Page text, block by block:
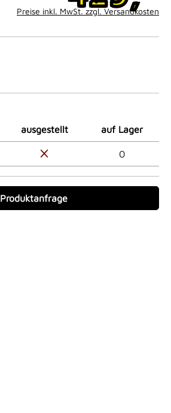
Preise inkl. MwSt. zzgl. Versandkosten
ausgestellt
auf Lager
0
Produktanfrage